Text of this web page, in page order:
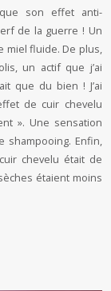
son effet anti-
de la guerre ! Un
miel fluide. De plus,
un actif que j’ai
que du bien ! J’ai
de cuir chevelu
». Une sensation
shampooing. Enfin,
chevelu était de
étaient moins